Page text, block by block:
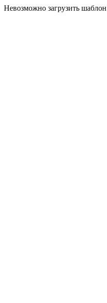
Невозможно загрузить